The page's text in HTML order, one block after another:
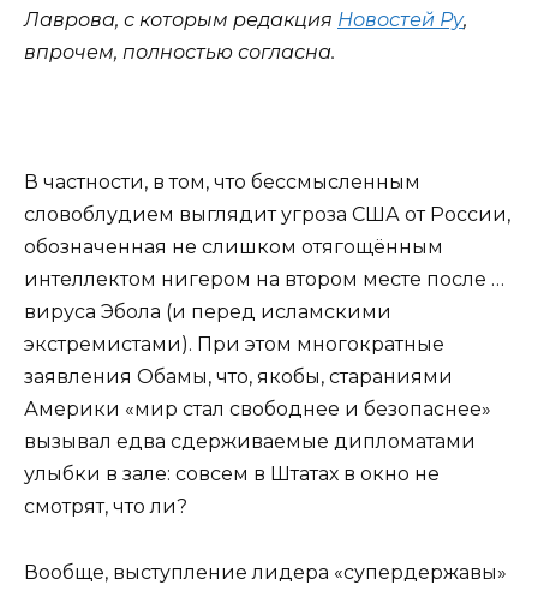
Лаврова, с которым редакция Новостей Ру,
впрочем, полностью согласна.
В частности, в том, что бессмысленным
словоблудием выглядит угроза США от России,
обозначенная не слишком отягощённым
интеллектом нигером на втором месте после …
вируса Эбола (и перед исламскими
экстремистами). При этом многократные
заявления Обамы, что, якобы, стараниями
Америки «мир стал свободнее и безопаснее»
вызывал едва сдерживаемые дипломатами
улыбки в зале: совсем в Штатах в окно не
смотрят, что ли?
Вообще, выступление лидера «супердержавы»